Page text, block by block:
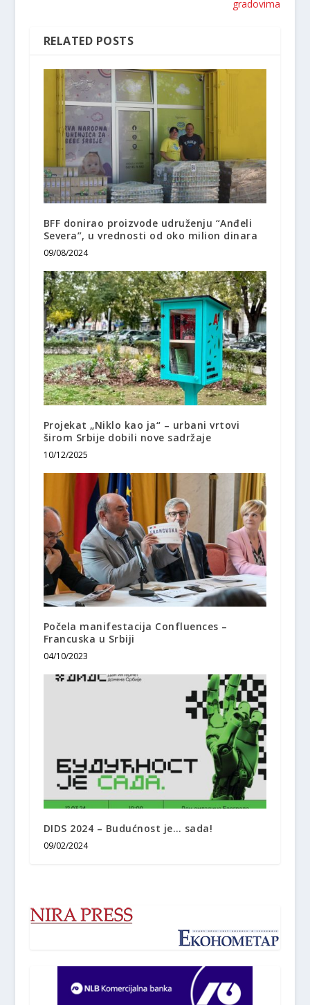
gradovima
RELATED POSTS
BFF donirao proizvode udruženju “Anđeli
Severa”, u vrednosti od oko milion dinara
09/08/2024
Projekat „Niklo kao ja“ – urbani vrtovi
širom Srbije dobili nove sadržaje
10/12/2025
Počela manifestacija Confluences –
Francuska u Srbiji
04/10/2023
DIDS 2024 – Budućnost je… sada!
09/02/2024